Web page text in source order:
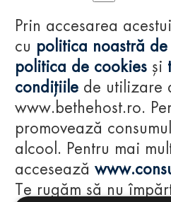
Prin accesarea
cu politica noastră
politica de cookies și
condițiile de utilizare
www.bethehost.ro.
promovează
alcool. Pentru mai
accesează
Te rugăm să nu